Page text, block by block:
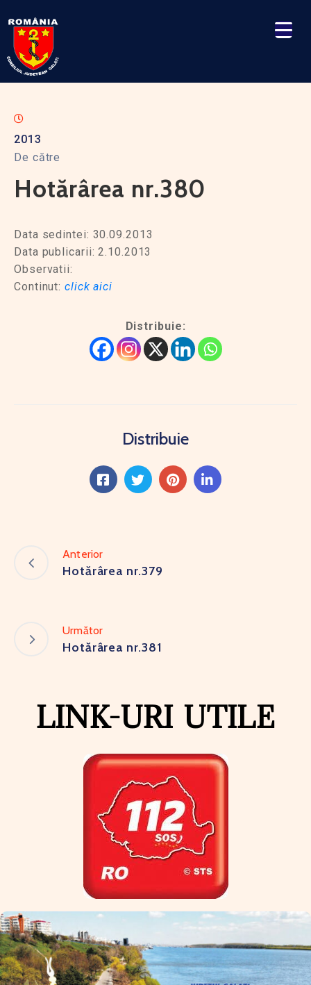
2013
De către
Hotărârea nr.380
Data sedintei: 30.09.2013
Data publicarii: 2.10.2013
Observatii:
Continut: click aici
Distribuie:
Distribuie
Anterior
Hotărârea nr.379
Următor
Hotărârea nr.381
LINK-URI UTILE